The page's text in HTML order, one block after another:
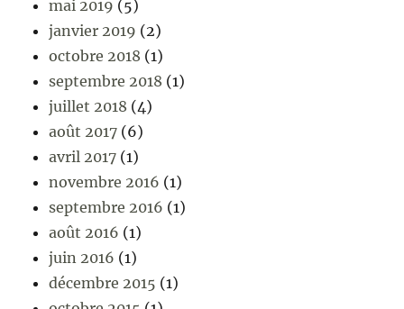
mai 2019 (5)
janvier 2019 (2)
octobre 2018 (1)
septembre 2018 (1)
juillet 2018 (4)
août 2017 (6)
avril 2017 (1)
novembre 2016 (1)
septembre 2016 (1)
août 2016 (1)
juin 2016 (1)
décembre 2015 (1)